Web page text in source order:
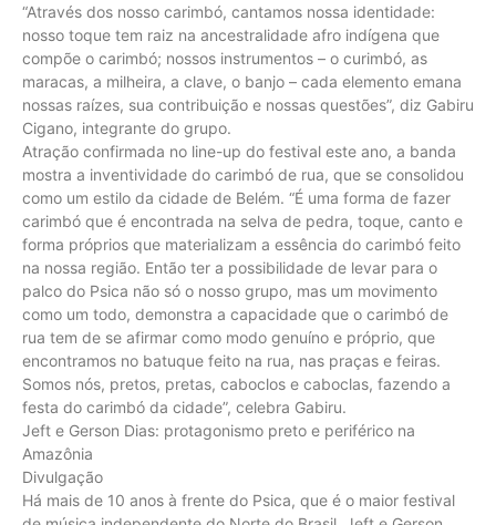
“Através dos nosso carimbó, cantamos nossa identidade:
nosso toque tem raiz na ancestralidade afro indígena que
compõe o carimbó; nossos instrumentos – o curimbó, as
maracas, a milheira, a clave, o banjo – cada elemento emana
nossas raízes, sua contribuição e nossas questões”, diz Gabiru
Cigano, integrante do grupo.
Atração confirmada no line-up do festival este ano, a banda
mostra a inventividade do carimbó de rua, que se consolidou
como um estilo da cidade de Belém. “É uma forma de fazer
carimbó que é encontrada na selva de pedra, toque, canto e
forma próprios que materializam a essência do carimbó feito
na nossa região. Então ter a possibilidade de levar para o
palco do Psica não só o nosso grupo, mas um movimento
como um todo, demonstra a capacidade que o carimbó de
rua tem de se afirmar como modo genuíno e próprio, que
encontramos no batuque feito na rua, nas praças e feiras.
Somos nós, pretos, pretas, caboclos e caboclas, fazendo a
festa do carimbó da cidade”, celebra Gabiru.
Jeft e Gerson Dias: protagonismo preto e periférico na
Amazônia
Divulgação
Há mais de 10 anos à frente do Psica, que é o maior festival